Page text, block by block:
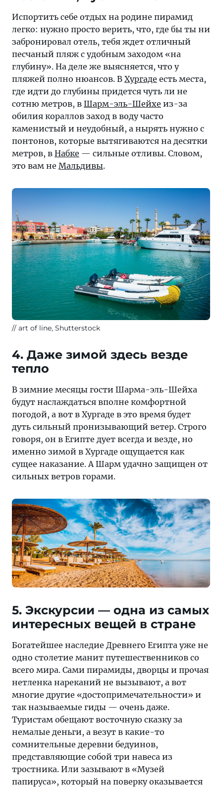
Испортить себе отдых на родине пирамид
легко: нужно просто верить, что, где бы ты ни
забронировал отель, тебя ждет отличный
песчаный пляж с удобным заходом «на
глубину». На деле же выясняется, что у
пляжей полно нюансов. В Хургаде есть места,
где идти до глубины придется чуть ли не
сотню метров, в Шарм-эль-Шейхе из-за
обилия кораллов заход в воду часто
каменистый и неудобный, а нырять нужно с
понтонов, которые вытягиваются на десятки
метров, в Набке — сильные отливы. Словом,
это вам не Мальдивы.
art of line, Shutterstock
4. Даже зимой здесь везде
тепло
В зимние месяцы гости Шарма-эль-Шейха
будут наслаждаться вполне комфортной
погодой, а вот в Хургаде в это время будет
дуть сильный пронизывающий ветер. Строго
говоря, он в Египте дует всегда и везде, но
именно зимой в Хургаде ощущается как
сущее наказание. А Шарм удачно защищен от
сильных ветров горами.
5. Экскурсии — одна из самых
интересных вещей в стране
Богатейшее наследие Древнего Египта уже не
одно столетие манит путешественников со
всего мира. Сами пирамиды, дворцы и прочая
нетленка нареканий не вызывают, а вот
многие другие «достопримечательности» и
так называемые гиды — очень даже.
Туристам обещают восточную сказку за
немалые деньги, а везут в какие-то
сомнительные деревни бедуинов,
представляющие собой три навеса из
тростника. Или зазывают в «Музей
папируса», который на поверку оказывается